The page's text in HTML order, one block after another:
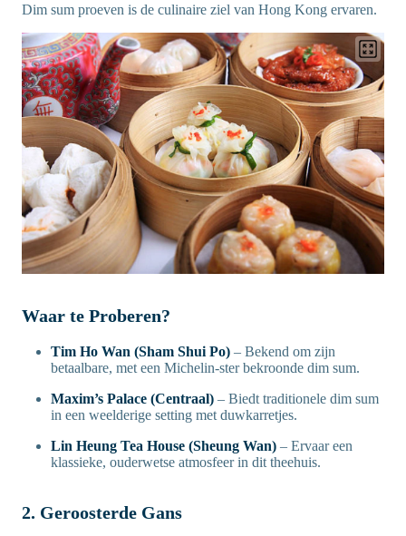
Dim sum proeven is de culinaire ziel van Hong Kong ervaren.
Waar te Proberen?
Tim Ho Wan (Sham Shui Po) – Bekend om zijn
betaalbare, met een Michelin-ster bekroonde dim sum.
Maxim’s Palace (Centraal) – Biedt traditionele dim sum
in een weelderige setting met duwkarretjes.
Lin Heung Tea House (Sheung Wan) – Ervaar een
klassieke, ouderwetse atmosfeer in dit theehuis.
2. Geroosterde Gans